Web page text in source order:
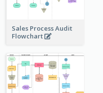
Sales Process Audit
Flowchart